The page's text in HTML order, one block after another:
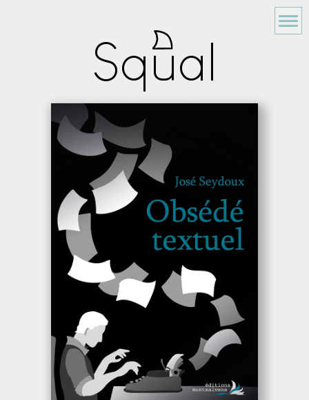
Squal
Galerie
Couvertures
Cartes
Contact